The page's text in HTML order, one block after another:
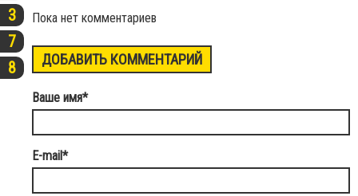
3
7
8
Пока нет комментариев
ДОБАВИТЬ КОММЕНТАРИЙ
Ваше имя*
E-mail*